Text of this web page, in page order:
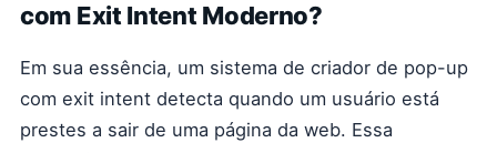
com Exit Intent Moderno?
Em sua essência, um sistema de criador de pop-up
com exit intent detecta quando um usuário está
prestes a sair de uma página da web. Essa